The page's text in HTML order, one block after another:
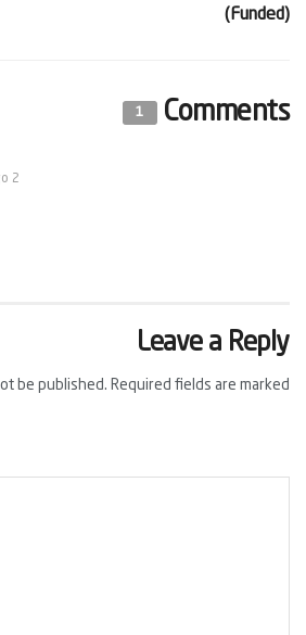
(Funded)
Comments
1
2 years ago
Leave a Reply
be published. Required fields are marked